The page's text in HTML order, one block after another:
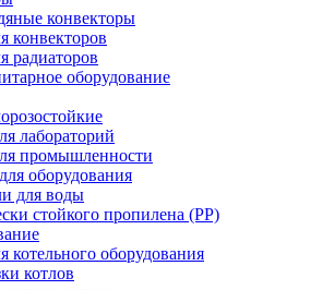
конвекторы
конвекторов
радиаторов
оборудование
лабораторий
промышленности
оборудования
для воды
стойкого пропилена (PP)
оборудования
котлов